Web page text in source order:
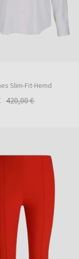
Slim-Fit-Hemd
420,00 €